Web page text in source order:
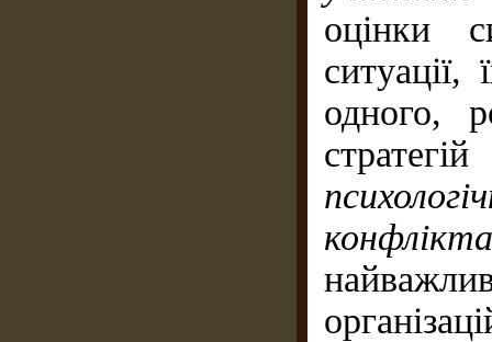
оцінки
одного,